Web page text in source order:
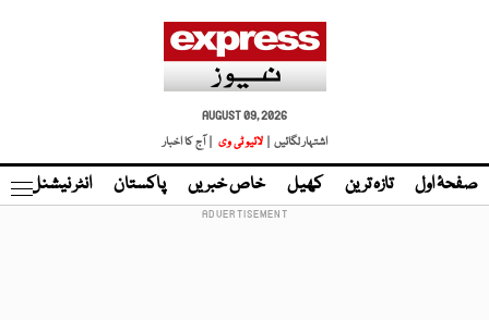
AUGUST 09, 2026
اشتہار لگائیں |
لائیو ٹی وی | آج کا اخبار
صفحۂ اول تازہ ترین کھیل خاص خبریں پاکستان انٹر نیشنل